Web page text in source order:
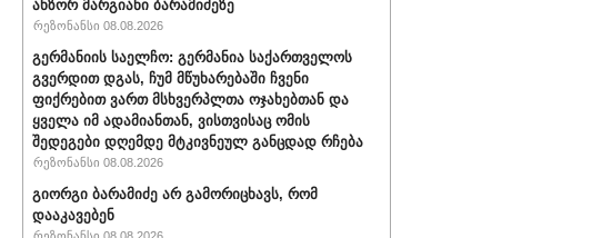
ანზორ მარგიანი ბარამიძეზე
რეზონანსი 08.08.2026
გერმანიის საელჩო: გერმანია საქართველოს
გვერდით დგას, ჩუმ მწუხარებაში ჩვენი
ფიქრებით ვართ მსხვერპლთა ოჯახებთან და
ყველა იმ ადამიანთან, ვისთვისაც ომის
შედეგები დღემდე მტკივნეულ განცდად რჩება
რეზონანსი 08.08.2026
გიორგი ბარამიძე არ გამორიცხავს, რომ
დააკავებენ